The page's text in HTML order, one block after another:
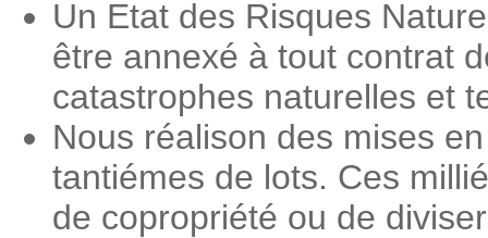
Un Etat des Risques
être annexé à tout contrat
catastrophes naturelles et
Nous réalison des mises
tantiémes de lots. Ces
de copropriété ou de